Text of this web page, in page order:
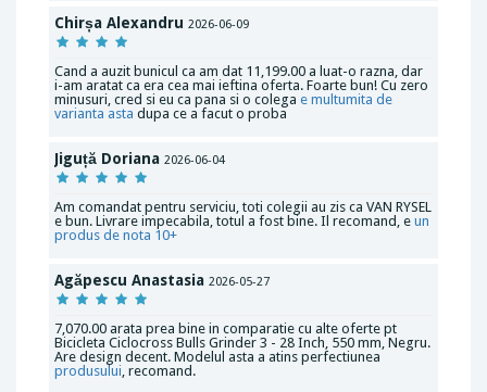
Chirșa Alexandru 2026-06-09
Cand a auzit bunicul ca am dat 11,199.00 a luat-o razna, dar
i-am aratat ca era cea mai ieftina oferta. Foarte bun! Cu zero
minusuri, cred si eu ca pana si o colega e multumita de
varianta asta dupa ce a facut o proba
Jiguță Doriana 2026-06-04
Am comandat pentru serviciu, toti colegii au zis ca VAN RYSEL
e bun. Livrare impecabila, totul a fost bine. Il recomand, e un
produs de nota 10+
Agăpescu Anastasia 2026-05-27
7,070.00 arata prea bine in comparatie cu alte oferte pt
Bicicleta Ciclocross Bulls Grinder 3 - 28 Inch, 550 mm, Negru.
Are design decent. Modelul asta a atins perfectiunea
produsului, recomand.